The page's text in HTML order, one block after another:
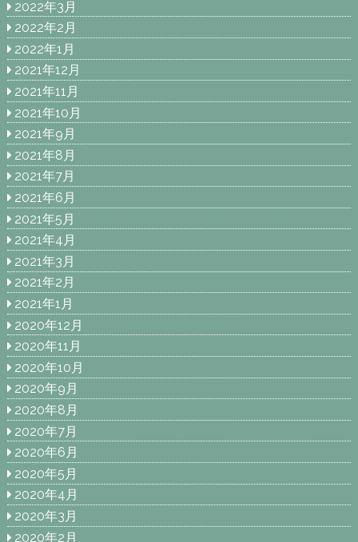
2022年3月
2022年2月
2022年1月
2021年12月
2021年11月
2021年10月
2021年9月
2021年8月
2021年7月
2021年6月
2021年5月
2021年4月
2021年3月
2021年2月
2021年1月
2020年12月
2020年11月
2020年10月
2020年9月
2020年8月
2020年7月
2020年6月
2020年5月
2020年4月
2020年3月
2020年2月